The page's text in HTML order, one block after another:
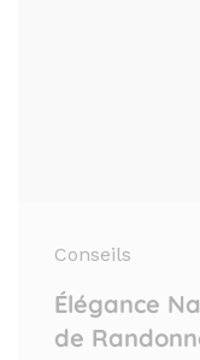
Conseils
Élégance
de